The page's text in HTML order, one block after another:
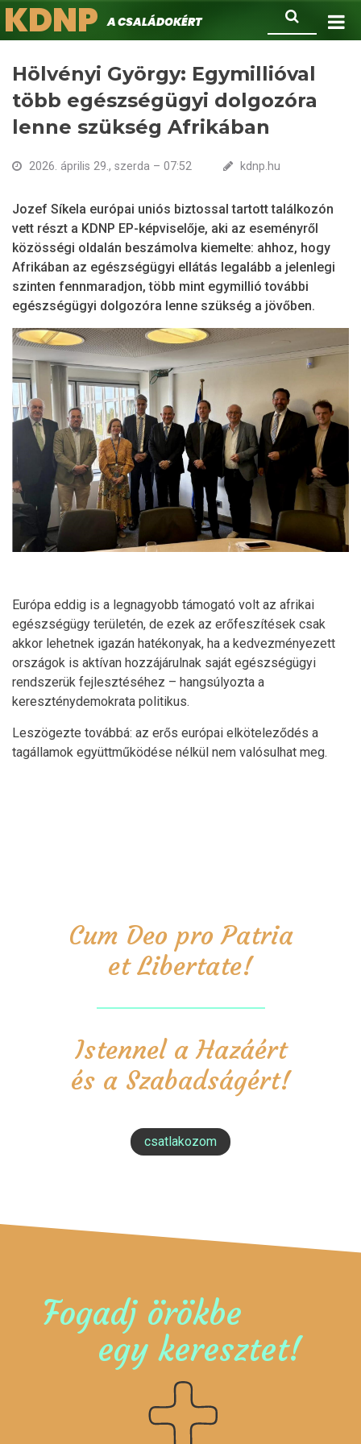
Ugrás
a
Keresés
KDNPA családokért.
Hölvényi György: Egymillióval
több egészségügyi dolgozóra
lenne szükség Afrikában
2026. április 29., szerda – 07:52 kdnp.hu
Jozef Síkela európai uniós biztossal tartott találkozón
vett részt a KDNP EP-képviselője, aki az eseményről
közösségi oldalán beszámolva kiemelte: ahhoz, hogy
Afrikában az egészségügyi ellátás legalább a jelenlegi
szinten fennmaradjon, több mint egymillió további
egészségügyi dolgozóra lenne szükség a jövőben.
Európa eddig is a legnagyobb támogató volt az afrikai
egészségügy területén, de ezek az erőfeszítések csak
akkor lehetnek igazán hatékonyak, ha a kedvezményezett
országok is aktívan hozzájárulnak saját egészségügyi
rendszerük fejlesztéséhez – hangsúlyozta a
kereszténydemokrata politikus.
Leszögezte továbbá: az erős európai elköteleződés a
tagállamok együttműködése nélkül nem valósulhat meg.
Cum Deo pro Patria
et Libertate!
Istennel a Hazáért
és a Szabadságért!
csatlakozom
Fogadj örökbe
egy keresztet!